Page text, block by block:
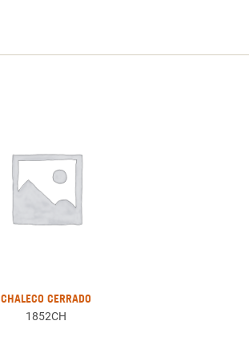
CHALECO CERRADO
1852CH